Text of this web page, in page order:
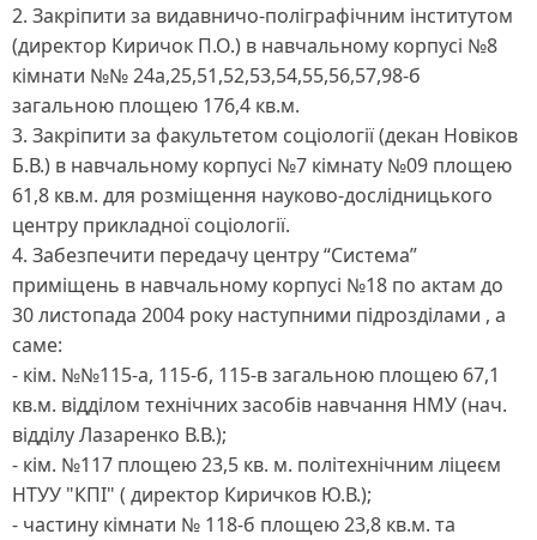
2. Закріпити за видавничо-поліграфічним інститутом
(директор Киричок П.О.) в навчальному корпусі №8
кімнати №№ 24а,25,51,52,53,54,55,56,57,98-б
загальною площею 176,4 кв.м.
3. Закріпити за факультетом соціології (декан Новіков
Б.В.) в навчальному корпусі №7 кімнату №09 площею
61,8 кв.м. для розміщення науково-дослідницького
центру прикладної соціології.
4. Забезпечити передачу центру “Система”
приміщень в навчальному корпусі №18 по актам до
30 листопада 2004 року наступними підрозділами , а
саме:
- кім. №№115-а, 115-б, 115-в загальною площею 67,1
кв.м. відділом технічних засобів навчання НМУ (нач.
відділу Лазаренко В.В.);
- кім. №117 площею 23,5 кв. м. політехнічним ліцеєм
НТУУ "КПІ" ( директор Киричков Ю.В.);
- частину кімнати № 118-б площею 23,8 кв.м. та